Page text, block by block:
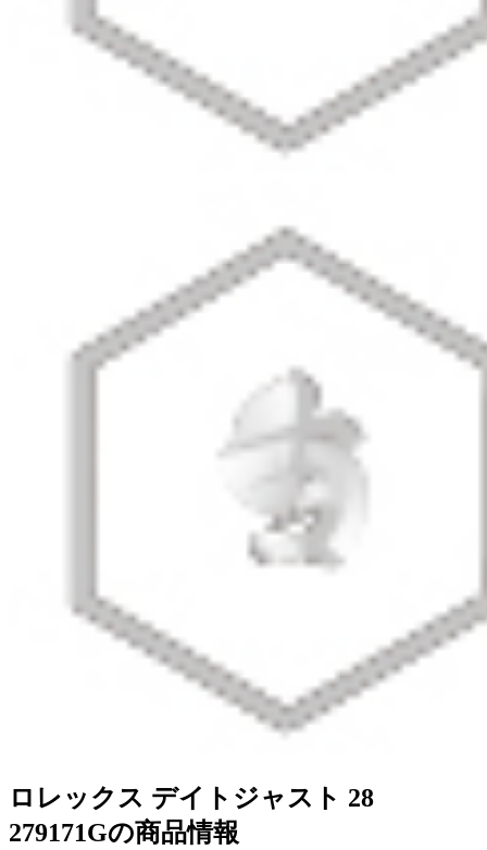
ロレックス デイトジャスト 28
279171Gの商品情報